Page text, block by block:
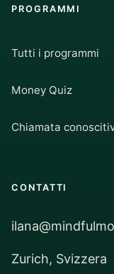
PROGRAMMI
Tutti i programmi
Money Quiz
Chiamata
CONTATTI
Zurich, Svizzera